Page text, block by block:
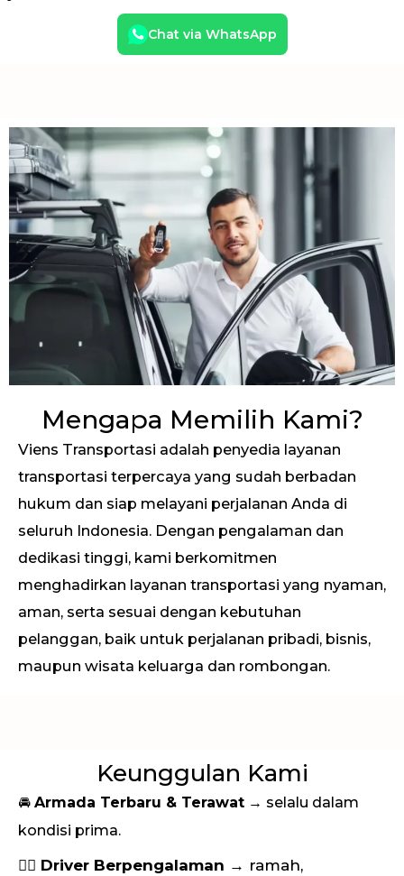
Chat via WhatsApp
Mengapa Memilih Kami?
Viens Transportasi adalah penyedia layanan
transportasi terpercaya yang sudah berbadan
hukum dan siap melayani perjalanan Anda di
seluruh Indonesia. Dengan pengalaman dan
dedikasi tinggi, kami berkomitmen
menghadirkan layanan transportasi yang nyaman,
aman, serta sesuai dengan kebutuhan
pelanggan, baik untuk perjalanan pribadi, bisnis,
maupun wisata keluarga dan rombongan.
Keunggulan Kami
🚘 Armada Terbaru & Terawat → selalu dalam
kondisi prima.
👨‍✈️ Driver Berpengalaman → ramah,